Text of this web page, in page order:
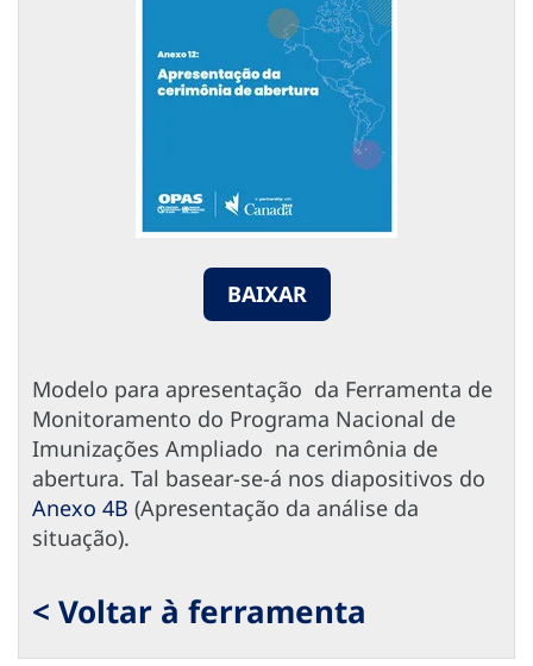
BAIXAR
Modelo para apresentação da Ferramenta de
Monitoramento do Programa Nacional de
Imunizações Ampliado na cerimônia de
abertura. Tal basear-se-á nos diapositivos do
Anexo 4B (Apresentação da análise da
situação).
< Voltar à ferramenta